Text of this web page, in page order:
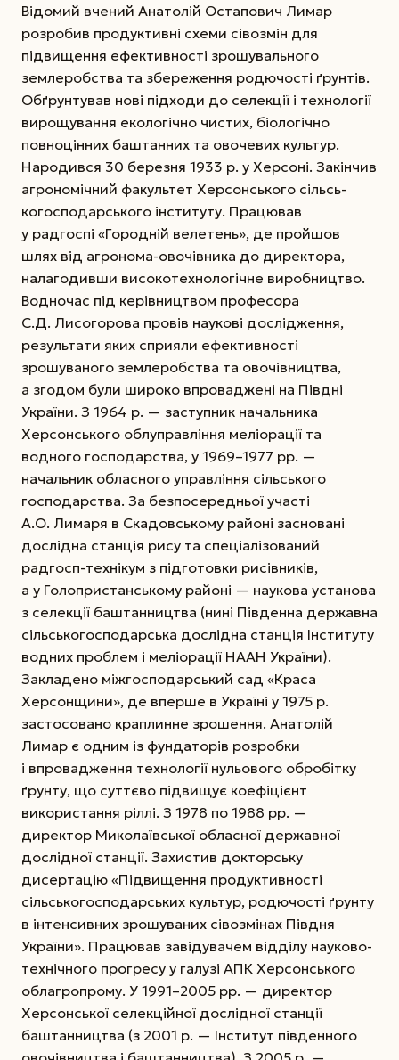
Відомий вчений Анатолій Остапович Лимар
розробив продуктивні схеми сівозмін для
підвищення ефективності зрошувального
землеробства та збереження родючості ґрунтів.
Обґрунтував нові підходи до селекції і технології
вирощування екологічно чистих, біологічно
повноцінних баштанних та овочевих культур.
Народився 30 березня 1933 р. у Херсоні. Закінчив
агрономічний факультет Херсонського сільсь­
когосподарського інституту. Працював
у радгоспі «Городній велетень», де пройшов
шлях від агронома-овочівника до директора,
налагодивши високотехнологічне виробництво.
Водночас під керівництвом професора
С.Д. Лисогорова провів наукові дослідження,
результати яких сприяли ефективності
зрошуваного землеробства та овочівництва,
а згодом були широко впроваджені на Півдні
України. З 1964 р. — заступник начальника
Херсонського облуправління меліорації та
водного господарства, у 1969–1977 рр. —
начальник обласного управління сільського
господарства. За безпосередньої участі
А.О. Лимаря в Скадовському районі засновані
дослідна станція рису та спеціалізований
радгосп-технікум з підготовки рисівників,
а у Голопристанському районі — наукова установа
з селекції баштанництва (нині Південна державна
сільськогосподарська дослідна станція Інституту
водних проблем і меліорації НААН України).
Закладено міжгосподарський сад «Краса
Херсонщини», де вперше в Україні у 1975 р.
застосовано краплинне зрошення. Анатолій
Лимар є одним із фундаторів розробки
і впровадження технології нульового обробітку
ґрунту, що суттєво підвищує коефіцієнт
використання ріллі. З 1978 по 1988 рр. —
директор Миколаївської обласної державної
дослідної станції. Захистив докторську
дисертацію «Підвищення продуктивності
сільськогосподарських культур, родючості ґрунту
в інтенсивних зрошуваних сівозмінах Півдня
України». Працював завідувачем відділу науково-
технічного прогресу у галузі АПК Херсонського
облагропрому. У 1991–2005 рр. — директор
Херсонської селекційної дослідної станції
баштанництва (з 2001 р. — Інститут південного